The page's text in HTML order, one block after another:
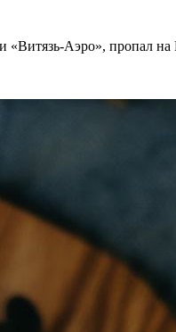
Аэро», пропал на